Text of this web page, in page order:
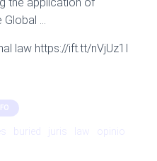
Global …
law https://ift.tt/nVjUz1I
buried juris law
opinio